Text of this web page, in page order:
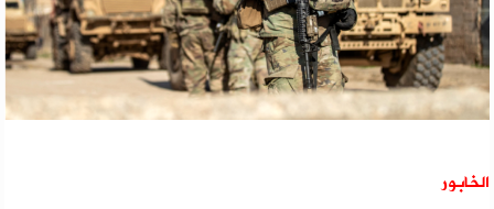
الخابور